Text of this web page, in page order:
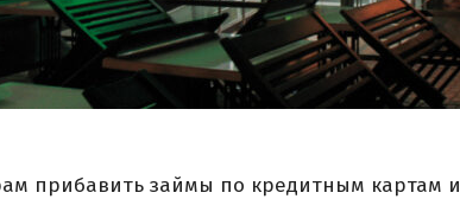
прибавить займы по кредитным картам